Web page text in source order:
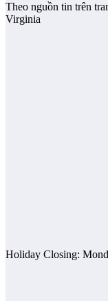
Theo nguồn tin trên
Virginia
Holiday Closing: